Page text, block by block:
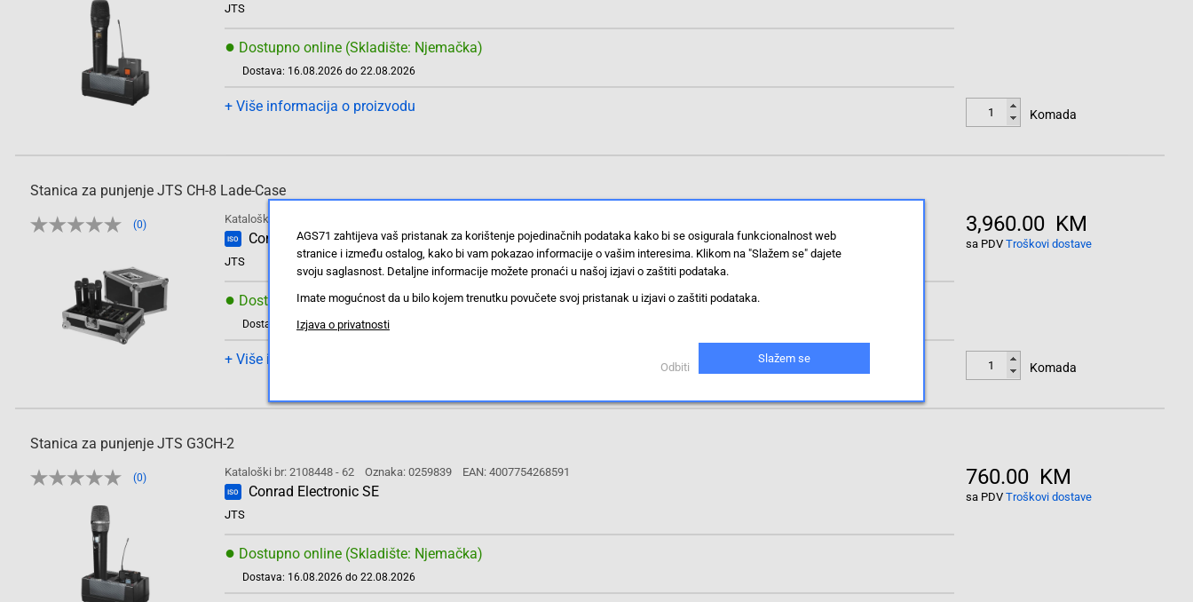
JTS
● Dostupno online (Skladište: Njemačka)
Dostava: 16.08.2026 do 22.08.2026
+ Više informacija o proizvodu
Komada
Stanica za punjenje JTS CH-8 Lade-Case
(0) Kataloški br: 2108447 - 62
ISO Conrad Electronic SE
JTS
● Dostupno online (Skladište: Njemačka)
Dostava: 16.08.2026 do 22.08.2026
+ Više informacija o proizvodu
3,960.00 KM
sa PDV Troškovi dostave
Komada
Stanica za punjenje JTS G3CH-2
(0) Kataloški br: 2108448 - 62 Oznaka: 0259839 EAN: 4007754268591
ISO Conrad Electronic SE
JTS
● Dostupno online (Skladište: Njemačka)
Dostava: 16.08.2026 do 22.08.2026
760.00 KM
sa PDV Troškovi dostave
AGS71 zahtijeva vaš pristanak za korištenje pojedinačnih podataka kako bi se osigurala funkcionalnost web
stranice i između ostalog, kako bi vam pokazao informacije o vašim interesima. Klikom na "Slažem se" dajete
svoju saglasnost. Detaljne informacije možete pronaći u našoj izjavi o zaštiti podataka.
Imate mogućnost da u bilo kojem trenutku povučete svoj pristanak u izjavi o zaštiti podataka.
Izjava o privatnosti
Odbiti
Slažem se